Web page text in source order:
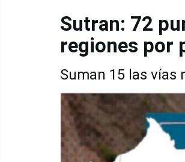
Sutran: 72
regiones por
Suman 15 las vías